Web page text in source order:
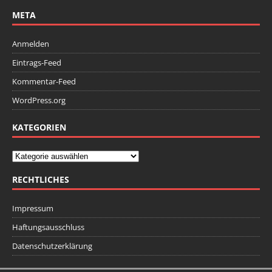
META
Anmelden
Eintrags-Feed
Kommentar-Feed
WordPress.org
KATEGORIEN
RECHTLICHES
Impressum
Haftungsausschluss
Datenschutzerklärung